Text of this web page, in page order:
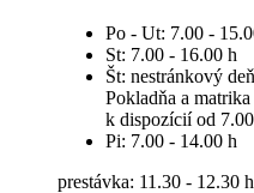
Po - Ut: 7.00 -
St: 7.00 - 16.00 h
Št: nestránkový deň
Pokladňa a
k dispozícií od
Pi: 7.00 - 14.00 h
prestávka: 11.30 - 12.30 h